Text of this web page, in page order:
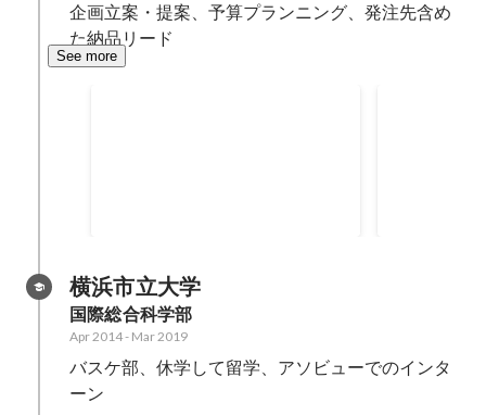
企画立案・提案、予算プランニング、発注先含め
た納品リード
See more
横浜市立大学
国際総合科学部
Apr 2014- Mar 2019
バスケ部、休学して留学、アソビューでのインタ
ーン